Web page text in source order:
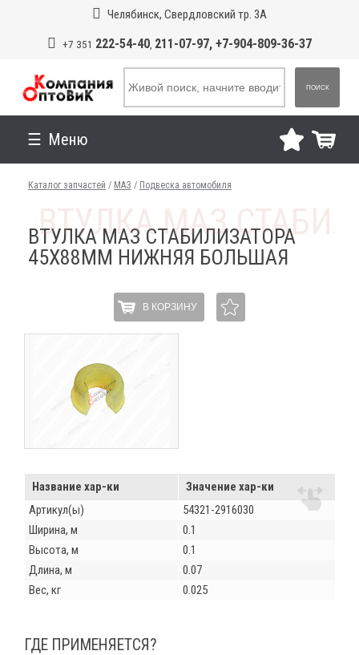
Челябинск, Свердловский тр. 3А
+7 351 222-54-40, 211-07-97, +7-904-809-36-37
ПОИСК
Меню
Каталог запчастей / МАЗ / Подвеска автомобиля
ВТУЛКА МАЗ СТАБИЛИЗАТОРА
45Х88ММ НИЖНЯЯ БОЛЬШАЯ
В КОРЗИНУ
Название хар-ки
Значение хар-ки
Артикул(ы)
54321-2916030
Ширина, м
0.1
Высота, м
0.1
Длина, м
0.07
Вес, кг
0.025
ГДЕ ПРИМЕНЯЕТСЯ?